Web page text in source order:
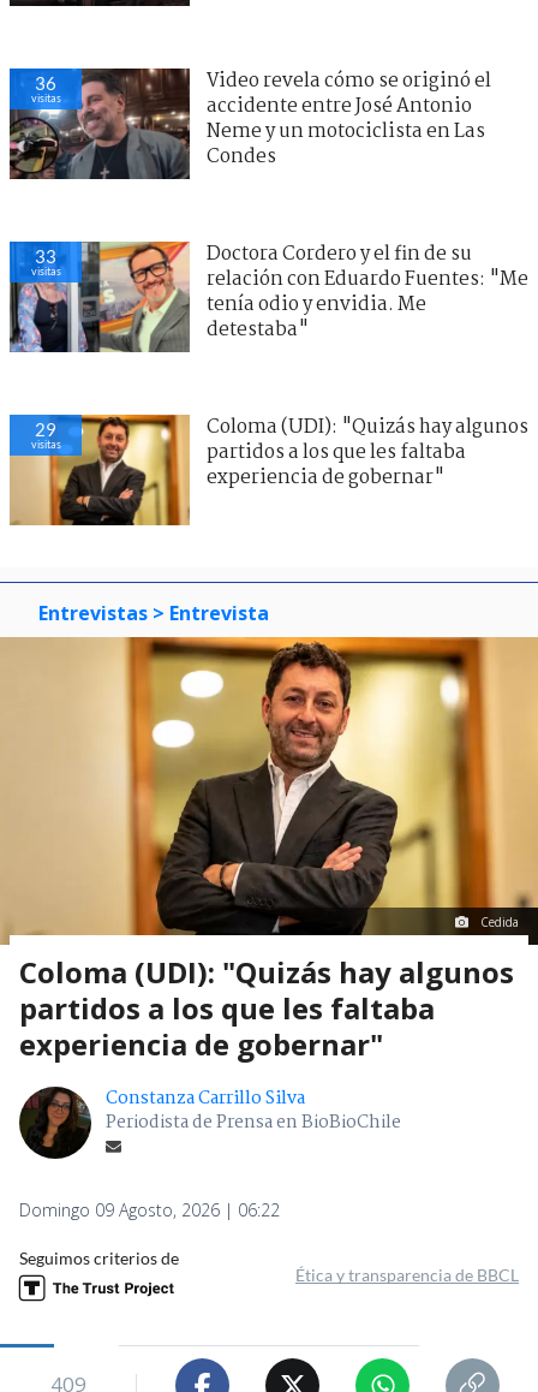
36
visitas
Video revela cómo se originó el
accidente entre José Antonio
Neme y un motociclista en Las
Condes
33
visitas
Doctora Cordero y el fin de su
relación con Eduardo Fuentes: "Me
tenía odio y envidia. Me
detestaba"
29
visitas
Coloma (UDI): "Quizás hay algunos
partidos a los que les faltaba
experiencia de gobernar"
Entrevistas > Entrevista
Cedida
Coloma (UDI): "Quizás hay algunos
partidos a los que les faltaba
experiencia de gobernar"
Constanza Carrillo Silva
Periodista de Prensa en BioBioChile
Domingo 09 Agosto, 2026 | 06:22
Seguimos criterios de
Ética y transparencia de BBCL
409